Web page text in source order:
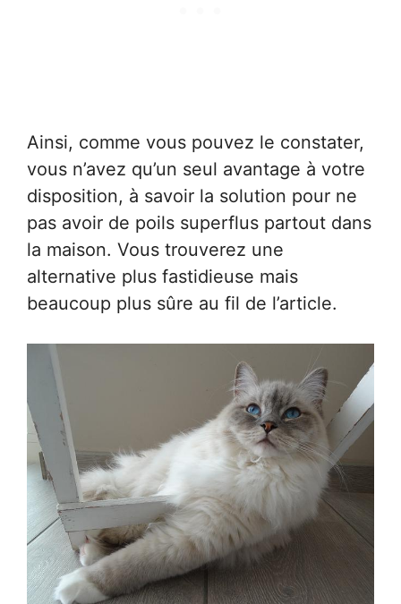
Ainsi, comme vous pouvez le constater,
vous n’avez qu’un seul avantage à votre
disposition, à savoir la solution pour ne
pas avoir de poils superflus partout dans
la maison. Vous trouverez une
alternative plus fastidieuse mais
beaucoup plus sûre au fil de l’article.